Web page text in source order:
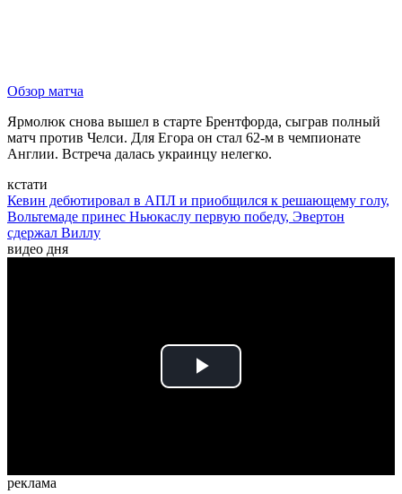
Обзор матча
Ярмолюк снова вышел в старте Брентфорда, сыграв полный
матч против Челси. Для Егора он стал 62-м в чемпионате
Англии. Встреча далась украинцу нелегко.
кстати
Кевин дебютировал в АПЛ и приобщился к решающему голу,
Вольтемаде принес Ньюкаслу первую победу, Эвертон
сдержал Виллу
видео дня
Play
реклама